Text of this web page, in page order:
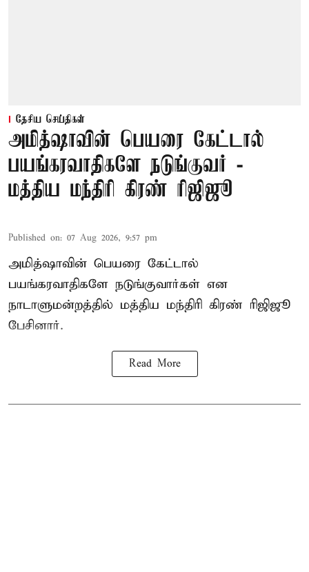
தேசிய செய்திகள்
அமித்ஷாவின் பெயரை கேட்டால்
பயங்கரவாதிகளே நடுங்குவர் -
மத்திய மந்திரி கிரண் ரிஜிஜூ
Published on: 07 Aug 2026, 9:57 pm
அமித்ஷாவின் பெயரை கேட்டால்
பயங்கரவாதிகளே நடுங்குவார்கள் என
நாடாளுமன்றத்தில் மத்திய மந்திரி கிரண் ரிஜிஜூ
பேசினார்.
Read More